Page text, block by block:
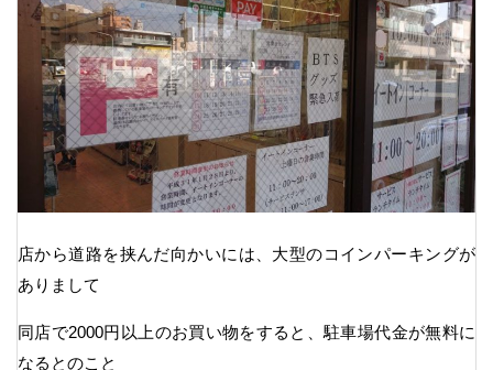
店から道路を挟んだ向かいには、大型のコインパーキングが
ありまして
同店で2000円以上のお買い物をすると、駐車場代金が無料に
なるとのこと